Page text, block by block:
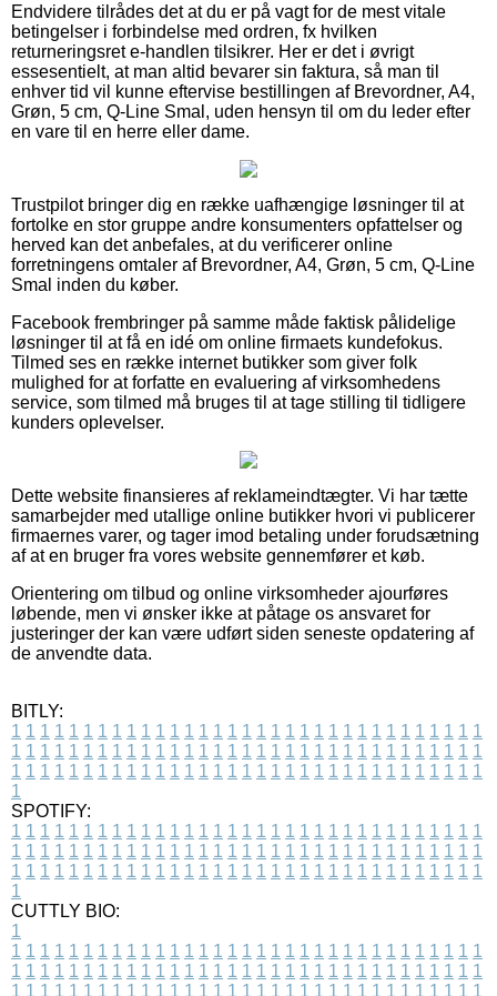
Endvidere tilrådes det at du er på vagt for de mest vitale
betingelser i forbindelse med ordren, fx hvilken
returneringsret e-handlen tilsikrer. Her er det i øvrigt
essesentielt, at man altid bevarer sin faktura, så man til
enhver tid vil kunne eftervise bestillingen af Brevordner, A4,
Grøn, 5 cm, Q-Line Smal, uden hensyn til om du leder efter
en vare til en herre eller dame.
Trustpilot bringer dig en række uafhængige løsninger til at
fortolke en stor gruppe andre konsumenters opfattelser og
herved kan det anbefales, at du verificerer online
forretningens omtaler af Brevordner, A4, Grøn, 5 cm, Q-Line
Smal inden du køber.
Facebook frembringer på samme måde faktisk pålidelige
løsninger til at få en idé om online firmaets kundefokus.
Tilmed ses en række internet butikker som giver folk
mulighed for at forfatte en evaluering af virksomhedens
service, som tilmed må bruges til at tage stilling til tidligere
kunders oplevelser.
Dette website finansieres af reklameindtægter. Vi har tætte
samarbejder med utallige online butikker hvori vi publicerer
firmaernes varer, og tager imod betaling under forudsætning
af at en bruger fra vores website gennemfører et køb.
Orientering om tilbud og online virksomheder ajourføres
løbende, men vi ønsker ikke at påtage os ansvaret for
justeringer der kan være udført siden seneste opdatering af
de anvendte data.
BITLY:
1 1 1 1 1 1 1 1 1 1 1 1 1 1 1 1 1 1 1 1 1 1 1 1 1 1 1 1 1 1 1 1 1
1 1 1 1 1 1 1 1 1 1 1 1 1 1 1 1 1 1 1 1 1 1 1 1 1 1 1 1 1 1 1 1 1
1 1 1 1 1 1 1 1 1 1 1 1 1 1 1 1 1 1 1 1 1 1 1 1 1 1 1 1 1 1 1 1 1
1
SPOTIFY:
1 1 1 1 1 1 1 1 1 1 1 1 1 1 1 1 1 1 1 1 1 1 1 1 1 1 1 1 1 1 1 1 1
1 1 1 1 1 1 1 1 1 1 1 1 1 1 1 1 1 1 1 1 1 1 1 1 1 1 1 1 1 1 1 1 1
1 1 1 1 1 1 1 1 1 1 1 1 1 1 1 1 1 1 1 1 1 1 1 1 1 1 1 1 1 1 1 1 1
1
CUTTLY BIO:
1
1 1 1 1 1 1 1 1 1 1 1 1 1 1 1 1 1 1 1 1 1 1 1 1 1 1 1 1 1 1 1 1 1
1 1 1 1 1 1 1 1 1 1 1 1 1 1 1 1 1 1 1 1 1 1 1 1 1 1 1 1 1 1 1 1 1
1 1 1 1 1 1 1 1 1 1 1 1 1 1 1 1 1 1 1 1 1 1 1 1 1 1 1 1 1 1 1 1 1